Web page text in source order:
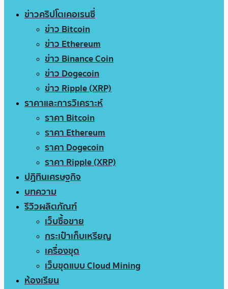
ข่าวคริปโตเคอเรนซี่
ข่าว Bitcoin
ข่าว Ethereum
ข่าว Binance Coin
ข่าว Dogecoin
ข่าว Ripple (XRP)
ราคาและการวิเคราะห์
ราคา Bitcoin
ราคา Ethereum
ราคา Dogecoin
ราคา Ripple (XRP)
ปฏิทินเศรษฐกิจ
บทความ
รีวิวผลิตภัณฑ์
เว็บซื้อขาย
กระเป๋าเก็บเหรียญ
เครื่องขุด
เว็บขุดแบบ Cloud Mining
ห้องเรียน